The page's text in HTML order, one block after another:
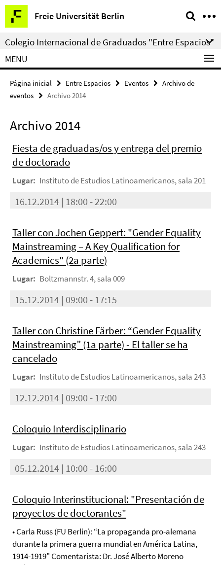
Springe
direkt
zu
Inhalt
Freie Universität Berlin
Herramientas
de
navegación
Colegio Internacional de Graduados "Entre Espacios"
MENU
Página inicial Entre Espacios Eventos
Archivo de
eventos
Archivo 2014
Archivo 2014
Fiesta de graduadas/os y entrega del premio
de doctorado
Lugar: Instituto de Estudios Latinoamericanos, sala 201
16.12.2014 | 18:00 - 22:00
Taller con Jochen Geppert: "Gender Equality
Mainstreaming – A Key Qualification for
Academics" (2a parte)
Lugar: Boltzmannstr. 4, sala 009
15.12.2014 | 09:00 - 17:15
Taller con Christine Färber: “Gender Equality
Mainstreaming” (1a parte) - El taller se ha
cancelado
Lugar: Instituto de Estudios Latinoamericanos, sala 243
12.12.2014 | 09:00 - 17:00
Coloquio Interdisciplinario
Lugar: Instituto de Estudios Latinoamericanos, sala 243
05.12.2014 | 10:00 - 16:00
Coloquio Interinstitucional: "Presentación de
proyectos de doctorantes"
• Carla Russ (FU Berlin): “La propaganda pro-alemana
durante la primera guerra mundial en América Latina,
1914-1919" Comentarista: Dr. José Alberto Moreno